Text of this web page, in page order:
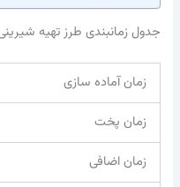
جدول زمانبندی طرز تهیه
زمان آماده سازی
زمان پخت
زمان اضافی